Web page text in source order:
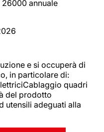
annuale
e si occuperà di
in particolare di:
quadri
del prodotto
utensili adeguati alla